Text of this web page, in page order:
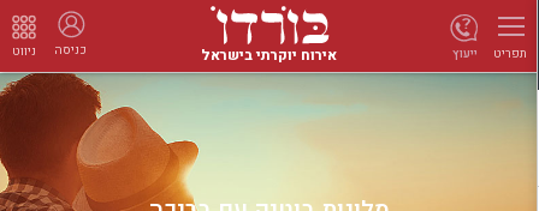
תפריט אירוח יוקרתי בישראל כניסה ניווט ייעוץ